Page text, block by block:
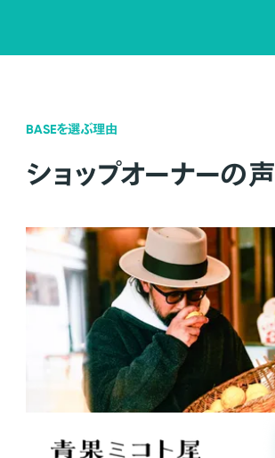
BASEを選ぶ理由
ショップオーナーの声